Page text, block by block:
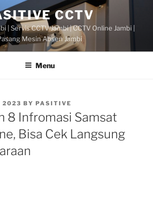
CCTV
| Servis CCTV Jambi | CCTV Online Jambi |
Mesin Absen Jambi
Menu
2023 BY PASITIVE
8 Infromasi Samsat
Bisa Cek Langsung